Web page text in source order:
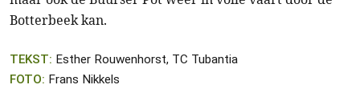
Botterbeek kan.
TEKST: Esther Rouwenhorst, TC Tubantia
FOTO: Frans Nikkels